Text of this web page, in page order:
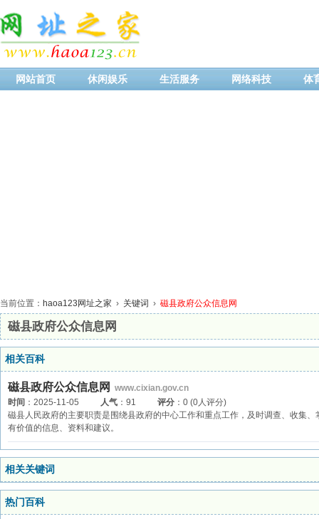
网站首页 休闲娱乐 生活服务 网络科技 体
当前位置： haoa123网址之家 › 关键词 › 磁县政府公众信息网
磁县政府公众信息网
相关百科
磁县政府公众信息网
www.cixian.gov.cn
时间 ：2025-11-05 人气 ：91 评分 ：0 (0人评分)
磁县人民政府的主要职责是围绕县政府的中心工作和重点工作，及时调查、收集
有价值的信息、资料和建议。
相关关键词
热门百科